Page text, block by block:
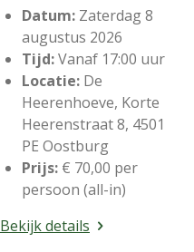
Datum: Zaterdag 8
augustus 2026
Tijd:Vanaf 17:00 uur
Locatie: De
Heerenhoeve, Korte
Heerenstraat 8, 4501
PE Oostburg
Prijs: € 70,00 per
persoon (all-in)
Bekijk details